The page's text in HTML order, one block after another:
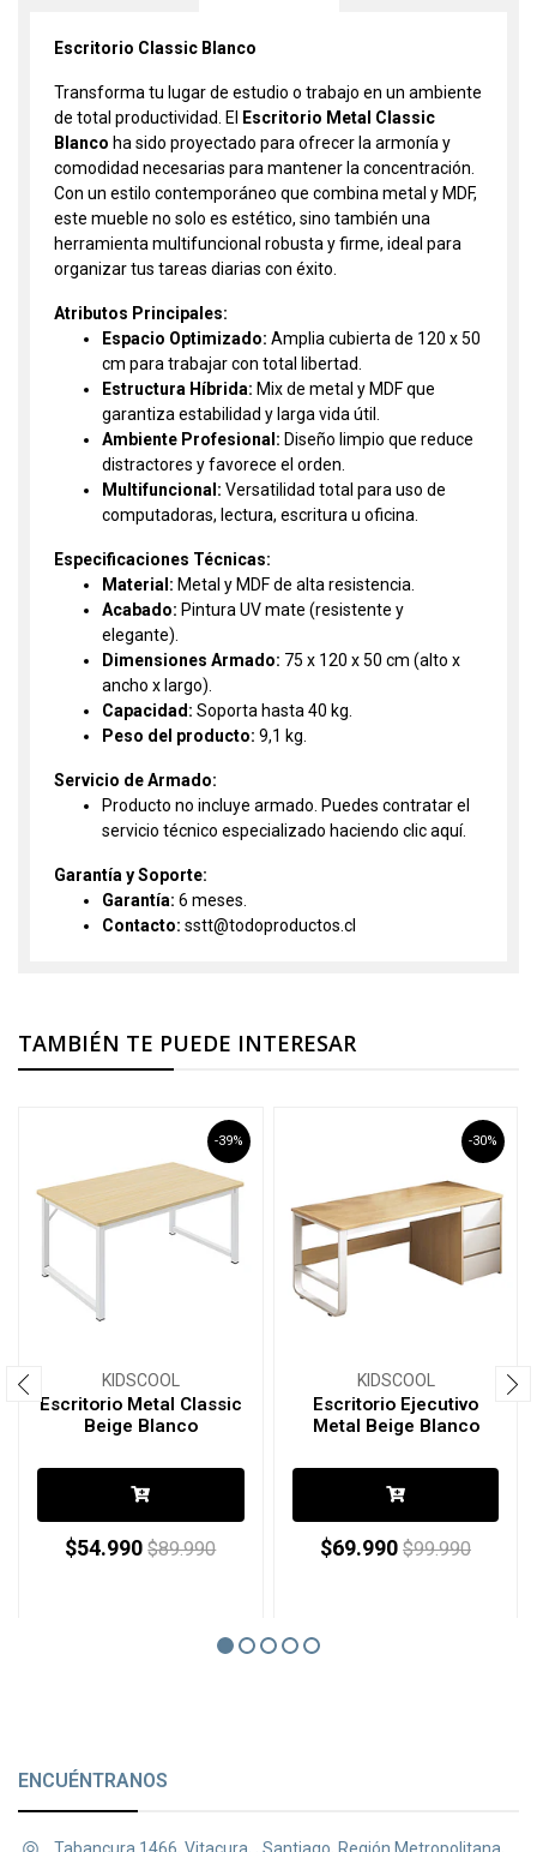
Escritorio Classic Blanco
Transforma tu lugar de estudio o trabajo en un ambiente
de total productividad. El Escritorio Metal Classic
Blanco ha sido proyectado para ofrecer la armonía y
comodidad necesarias para mantener la concentración.
Con un estilo contemporáneo que combina metal y MDF,
este mueble no solo es estético, sino también una
herramienta multifuncional robusta y firme, ideal para
organizar tus tareas diarias con éxito.
Atributos Principales:
Espacio Optimizado: Amplia cubierta de 120 x 50
cm para trabajar con total libertad.
Estructura Híbrida: Mix de metal y MDF que
garantiza estabilidad y larga vida útil.
Ambiente Profesional: Diseño limpio que reduce
distractores y favorece el orden.
Multifuncional: Versatilidad total para uso de
computadoras, lectura, escritura u oficina.
Especificaciones Técnicas:
Material: Metal y MDF de alta resistencia.
Acabado: Pintura UV mate (resistente y
elegante).
Dimensiones Armado: 75 x 120 x 50 cm (alto x
ancho x largo).
Capacidad: Soporta hasta 40 kg.
Peso del producto: 9,1 kg.
Servicio de Armado:
Producto no incluye armado. Puedes contratar el
servicio técnico especializado haciendo clicaquí.
Garantía y Soporte:
Garantía: 6 meses.
Contacto: sstt@todoproductos.cl
TAMBIÉN TE PUEDE INTERESAR
-39%
KIDSCOOL
Escritorio Metal Classic
Beige Blanco
$54.990 $89.990
-30%
KIDSCOOL
Escritorio Ejecutivo
Metal Beige Blanco
$69.990 $99.990
ENCUÉNTRANOS